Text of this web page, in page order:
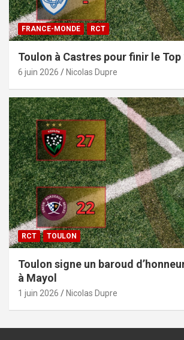
FRANCE-MONDE RCT
Toulon à Castres pour finir le Top
6 juin 2026 Nicolas Dupre
RCT TOULON
Toulon signe un baroud
à Mayol
1 juin 2026 Nicolas Dupre